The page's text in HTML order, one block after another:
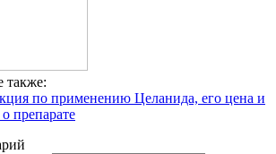
также:
по применению Целанида, его цена и
препарате